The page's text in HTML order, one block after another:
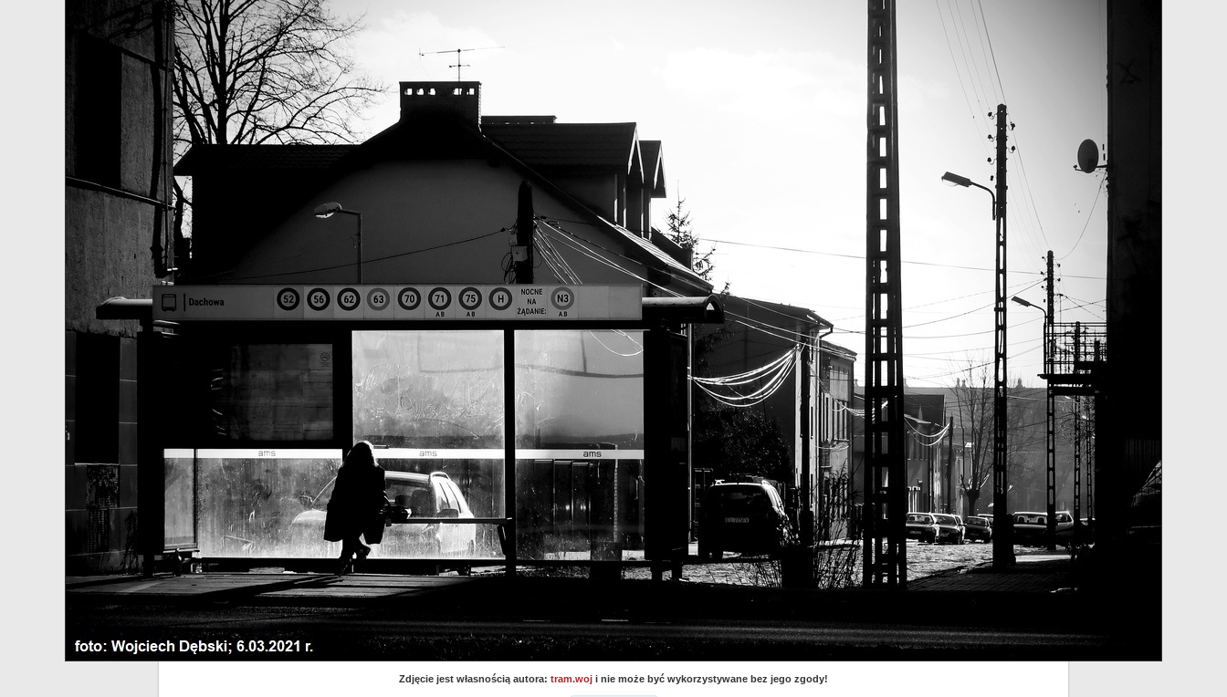
Zdjęcie jest własnością autora: tram.woj i nie może być wykorzystywane bez jego zgody!